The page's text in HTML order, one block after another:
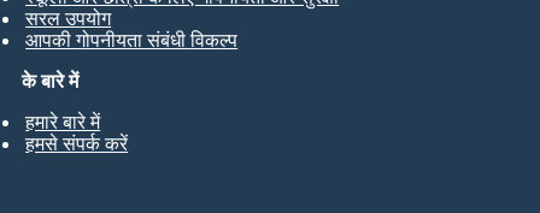
के बारे में
हमारे बारे में
हमसे संपर्क करें
सरल उपयोग
आपकी गोपनीयता संबंधी विकल्प